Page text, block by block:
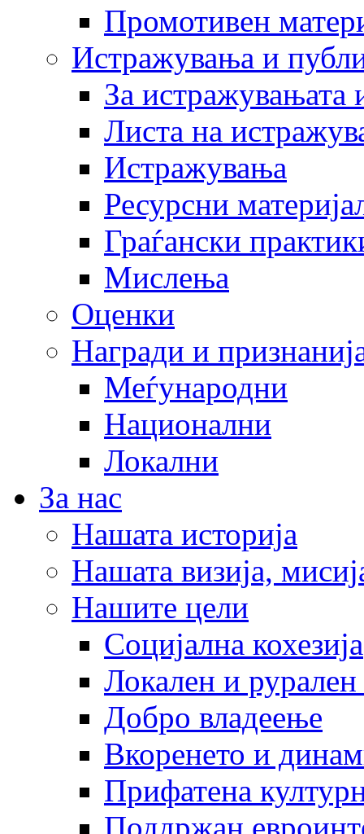
Промотивен
Истражувања и
За истражувањата
Листа на
Истражувања
Ресурсни
Граѓански
Мислења
Оценки
Награди и
Меѓународни
Национални
Локални
За нас
Нашата историја
Нашата визија,
Нашите цели
Социјална кохезија
Локален и рурален
Добро владеење
Вкоренето и
Прифатена
Поддржан